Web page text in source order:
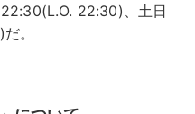
22:30)、土日
。